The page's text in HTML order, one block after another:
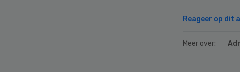
Reageer op dit
Meer over: